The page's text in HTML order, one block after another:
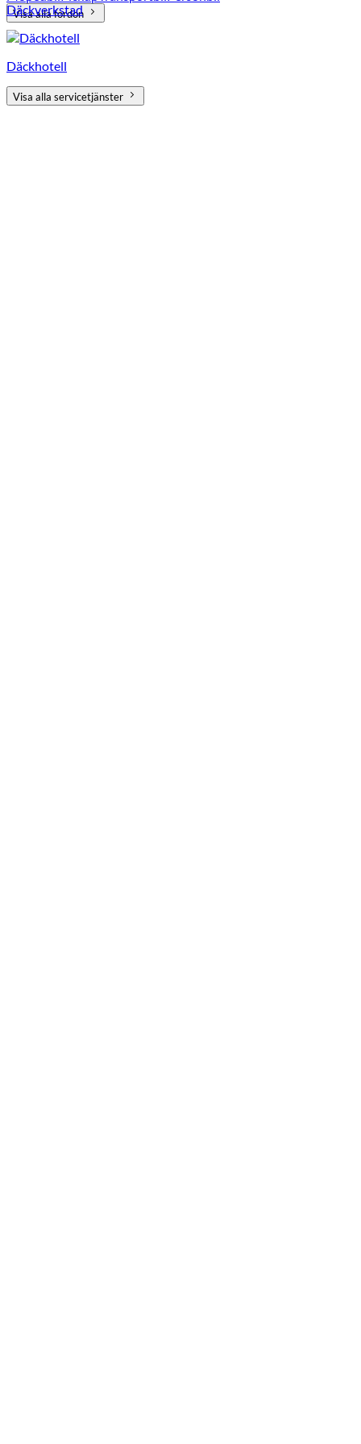
Visa alla fordon
Däckverkstad
Däckhotell
Visa alla servicetjänster